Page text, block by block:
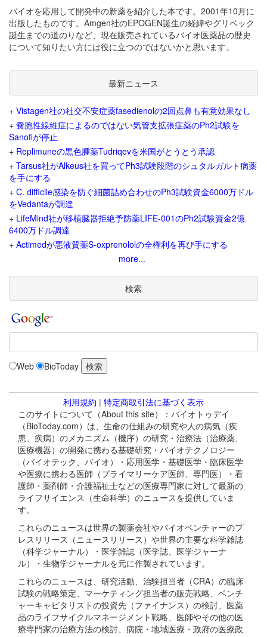
バイオを応用して開発中の新薬を紹介した本です。2001年10月に
出版したものです。Amgen社のEPOGEN誕生の経緯やグリベック
誕生までの道のりなど、現在販売されているバイオ医薬品の歴史
について知りたい方には役に立つのではないかと思います。
最新ニュース
+ Vistagen社の社交不安症薬fasedienolの2回点鼻も有意効果なし
+ 嚢胞性線維症によるのではない気管支拡張症薬のPh2試験を
Sanofiが停止
+ Replimuneの黒色腫薬Tudriqevを米国がとうとう承認
+ Tarsus社がAlkeus社を買ってPh3試験段階のシュタルガルト病薬
を手にする
+ C. difficile感染を防ぐ細菌詰め合わせのPh3試験資金6000万ドル
をVedantaが調達
+ LifeMind社が移植臓器拒絶予防薬LIFE-001のPh2試験資金2億
6400万ドル調達
+ Actimedが悪液質薬S-oxprenololの全権利を再び手にする
more...
検索
Web BioToday
利用規約 | 特定商取引法に基づく表示
このサイトについて（About this site）：バイオトゥデイ
（BioToday.com）は、生命の仕組みの研究や人の病気（疾
患、疾病）のメカニズム（機序）の研究・治療法（治療薬、
医療機器）の開発に携わる基礎研究・バイオテクノロジー
（バイオテック、バイオ）・応用医学・基礎医学・臨床医学
や医療に携わる医師（プライマリーケア医師、専門医）・看
護師・薬剤師・介護福祉士などの医療専門家に対して最新の
ライフサイエンス（生命科学）のニュースを提供していま
す。
これらのニュースは世界の製薬会社やバイオベンチャーのプ
レスリリース（ニュースリリース）や世界の主要な科学雑誌
（科学ジャーナル）・医学雑誌（医学誌、医学ジャーナ
ル）・生物学ジャーナルを元に作製されています。
これらのニュースは、研究活動、治験担当者（CRA）の臨床
試験の戦略策定、マーケティング担当者の販売戦略、ベンチ
ャーキャピタリストの投資先（ファイナンス）の検討、医薬
品のライフサイクルマネージメント戦略、医師やその他の医
療専門家の治療方法の検討、病院・地域医療・政府の医療政